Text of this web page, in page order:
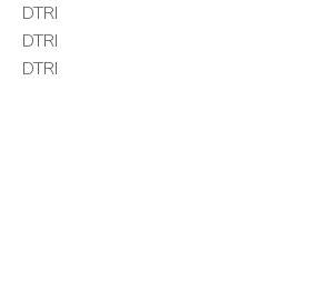
DTRI
DTRI
DTRI